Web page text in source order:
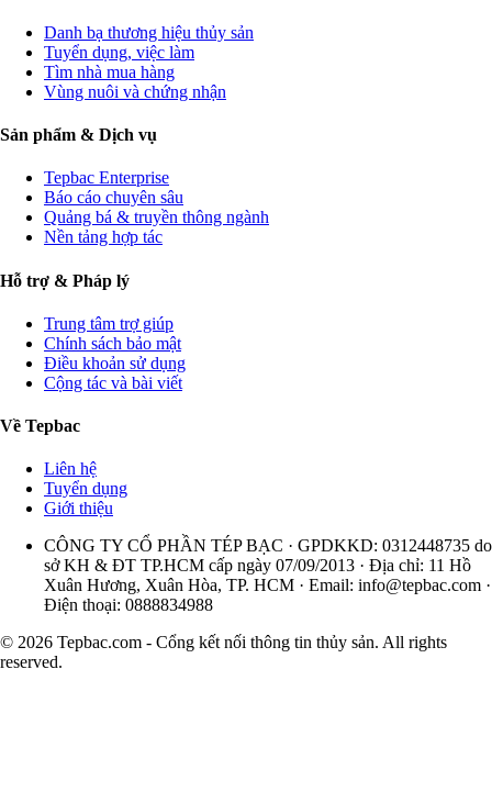
Danh bạ thương hiệu thủy sản
Tuyển dụng, việc làm
Tìm nhà mua hàng
Vùng nuôi và chứng nhận
Sản phẩm & Dịch vụ
Tepbac Enterprise
Báo cáo chuyên sâu
Quảng bá & truyền thông ngành
Nền tảng hợp tác
Hỗ trợ & Pháp lý
Trung tâm trợ giúp
Chính sách bảo mật
Điều khoản sử dụng
Cộng tác và bài viết
Về Tepbac
Liên hệ
Tuyển dụng
Giới thiệu
CÔNG TY CỔ PHẦN TÉP BẠC · GPDKKD: 0312448735 do
sở KH & ĐT TP.HCM cấp ngày 07/09/2013 · Địa chỉ: 11 Hồ
Xuân Hương, Xuân Hòa, TP. HCM · Email: info@tepbac.com ·
Điện thoại: 0888834988
© 2026 Tepbac.com - Cổng kết nối thông tin thủy sản. All rights
reserved.